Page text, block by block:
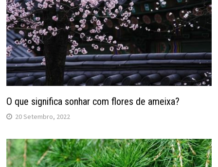
O que significa sonhar com flores de ameixa?
20 Setembro, 2022